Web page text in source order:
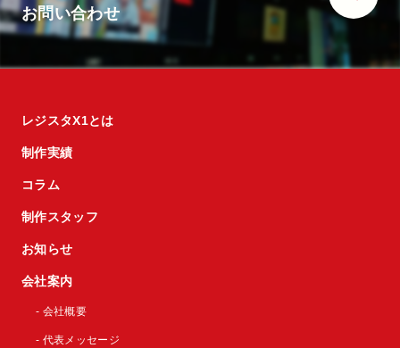
お問い合わせ
レジスタX1とは
制作実績
コラム
制作スタッフ
お知らせ
会社案内
- 会社概要
- 代表メッセージ